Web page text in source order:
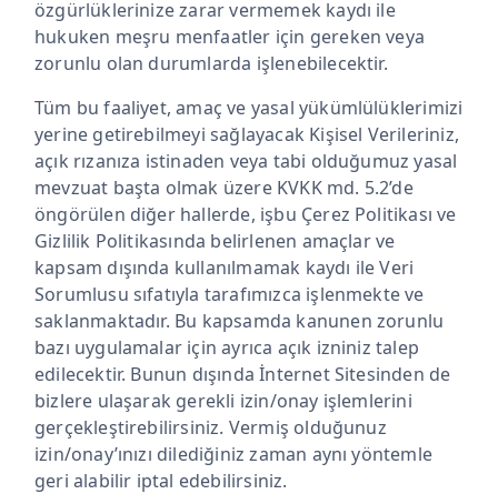
özgürlüklerinize zarar vermemek kaydı ile
hukuken meşru menfaatler için gereken veya
zorunlu olan durumlarda işlenebilecektir.
Tüm bu faaliyet, amaç ve yasal yükümlülüklerimizi
yerine getirebilmeyi sağlayacak Kişisel Verileriniz,
açık rızanıza istinaden veya tabi olduğumuz yasal
mevzuat başta olmak üzere KVKK md. 5.2’de
öngörülen diğer hallerde, işbu Çerez Politikası ve
Gizlilik Politikasında belirlenen amaçlar ve
kapsam dışında kullanılmamak kaydı ile Veri
Sorumlusu sıfatıyla tarafımızca işlenmekte ve
saklanmaktadır. Bu kapsamda kanunen zorunlu
bazı uygulamalar için ayrıca açık izniniz talep
edilecektir. Bunun dışında İnternet Sitesinden de
bizlere ulaşarak gerekli izin/onay işlemlerini
gerçekleştirebilirsiniz. Vermiş olduğunuz
izin/onay’ınızı dilediğiniz zaman aynı yöntemle
geri alabilir iptal edebilirsiniz.